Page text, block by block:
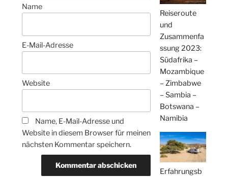
Name
E-Mail-Adresse
Website
Name, E-Mail-Adresse und
Website in diesem Browser für meinen
nächsten Kommentar speichern.
Reiseroute
und
Zusammenfa
ssung 2023:
Südafrika –
Mozambique
– Zimbabwe
– Sambia –
Botswana –
Namibia
Erfahrungsb